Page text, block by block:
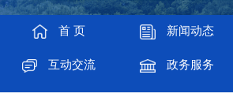
首 页 新闻动态
互动交流 政务服务